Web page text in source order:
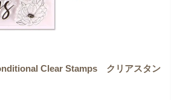
Clear Stamps クリアスタン